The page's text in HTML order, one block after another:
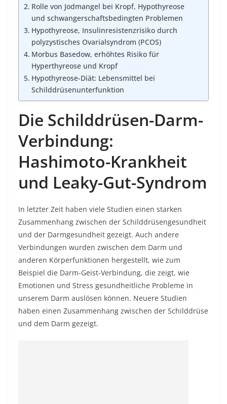
Rolle von Jodmangel bei Kropf, Hypothyreose
und schwangerschaftsbedingten Problemen
Hypothyreose, Insulinresistenzrisiko durch
polyzystisches Ovarialsyndrom (PCOS)
Morbus Basedow, erhöhtes Risiko für
Hyperthyreose und Kropf
Hypothyreose-Diät: Lebensmittel bei
Schilddrüsenunterfunktion
Die Schilddrüsen-Darm-
Verbindung:
Hashimoto-Krankheit
und Leaky-Gut-Syndrom
In letzter Zeit haben viele Studien einen starken
Zusammenhang zwischen der Schilddrüsengesundheit
und der Darmgesundheit gezeigt. Auch andere
Verbindungen wurden zwischen dem Darm und
anderen Körperfunktionen hergestellt, wie zum
Beispiel die Darm-Geist-Verbindung, die zeigt, wie
Emotionen und Stress gesundheitliche Probleme in
unserem Darm auslösen können. Neuere Studien
haben einen Zusammenhang zwischen der Schilddrüse
und dem Darm gezeigt.